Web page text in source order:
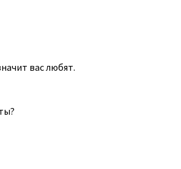
вас любят.